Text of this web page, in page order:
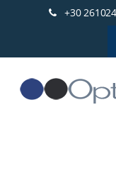
+30